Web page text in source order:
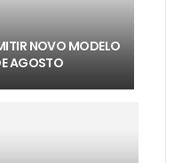
NOVO MODELO
AGOSTO